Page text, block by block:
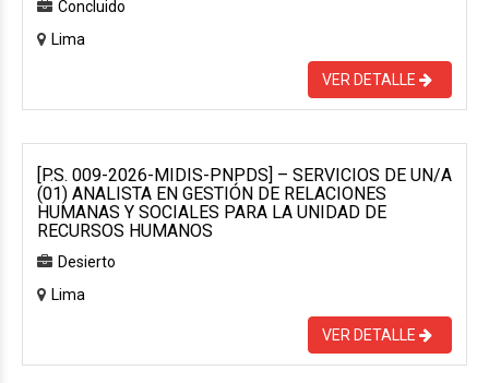
Concluido
Lima
VER DETALLE
[P.S. 009-2026-MIDIS-PNPDS] – SERVICIOS DE UN/A
(01) ANALISTA EN GESTIÓN DE RELACIONES
HUMANAS Y SOCIALES PARA LA UNIDAD DE
RECURSOS HUMANOS
Desierto
Lima
VER DETALLE